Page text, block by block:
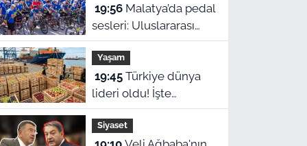
19:56Malatya’da pedal
sesleri: Uluslararası
Beydağı Dağ Bisikleti
Yarışı kortejle başladı
Yaşam
19:45Türkiye dünya
lideri oldu! İşte
açıklanan o veriler
Siyaset